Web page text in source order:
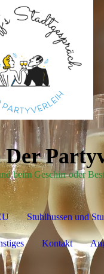
Der
beim Geschirr oder
Stuhlhussen und
Kontakt